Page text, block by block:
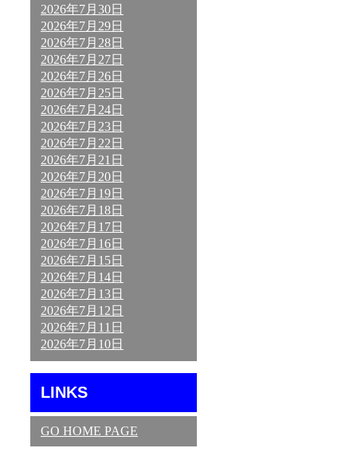
2026年7月30日
2026年7月29日
2026年7月28日
2026年7月27日
2026年7月26日
2026年7月25日
2026年7月24日
2026年7月23日
2026年7月22日
2026年7月21日
2026年7月20日
2026年7月19日
2026年7月18日
2026年7月17日
2026年7月16日
2026年7月15日
2026年7月14日
2026年7月13日
2026年7月12日
2026年7月11日
2026年7月10日
LINKS
GO HOME PAGE